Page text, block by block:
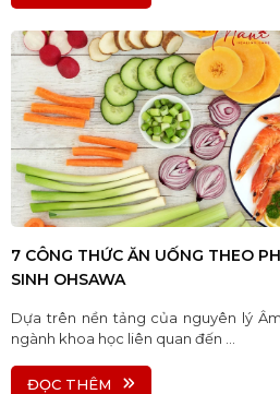
7 CÔNG THỨC ĂN UỐNG THEO
SINH OHSAWA
Dựa trên nền tảng của nguyên lý
ngành khoa học liên quan đến ...
ĐỌC THÊM